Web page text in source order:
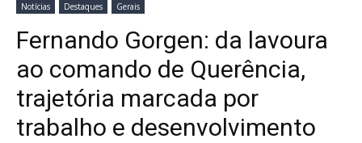
Notícias Destaques Gerais
Fernando Gorgen: da lavoura
ao comando de Querência,
trajetória marcada por
trabalho e desenvolvimento